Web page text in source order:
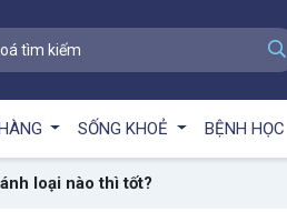
SỐNG KHOẺ BỆNH HỌC
loại nào thì tốt?